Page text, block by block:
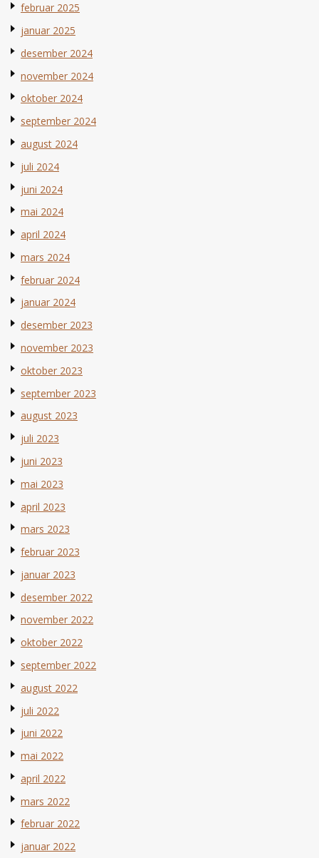
februar 2025
januar 2025
desember 2024
november 2024
oktober 2024
september 2024
august 2024
juli 2024
juni 2024
mai 2024
april 2024
mars 2024
februar 2024
januar 2024
desember 2023
november 2023
oktober 2023
september 2023
august 2023
juli 2023
juni 2023
mai 2023
april 2023
mars 2023
februar 2023
januar 2023
desember 2022
november 2022
oktober 2022
september 2022
august 2022
juli 2022
juni 2022
mai 2022
april 2022
mars 2022
februar 2022
januar 2022